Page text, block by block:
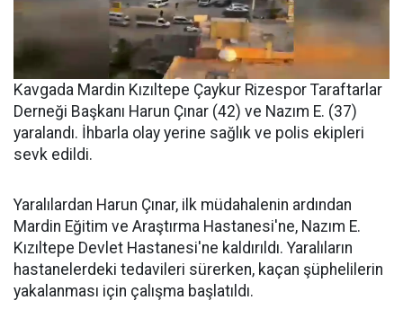
Kavgada Mardin Kızıltepe Çaykur Rizespor Taraftarlar
Derneği Başkanı Harun Çınar (42) ve Nazım E. (37)
yaralandı. İhbarla olay yerine sağlık ve polis ekipleri
sevk edildi.
Yaralılardan Harun Çınar, ilk müdahalenin ardından
Mardin Eğitim ve Araştırma Hastanesi'ne, Nazım E.
Kızıltepe Devlet Hastanesi'ne kaldırıldı. Yaralıların
hastanelerdeki tedavileri sürerken, kaçan şüphelilerin
yakalanması için çalışma başlatıldı.